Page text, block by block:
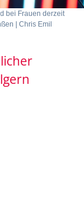
bei Frauen derzeit
| Chris Emil